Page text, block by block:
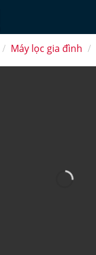
/ Máy lọc gia đình /